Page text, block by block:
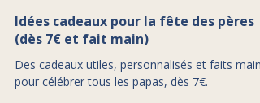
3 juin 2 min de lecture
Idées
Idées cadeaux pour la fête des pères
(dès 7€ et fait main)